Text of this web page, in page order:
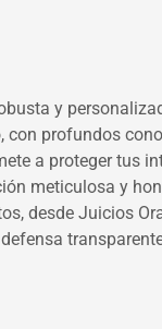
y
con profundos
a proteger tus
meticulosa y
desde Juicios